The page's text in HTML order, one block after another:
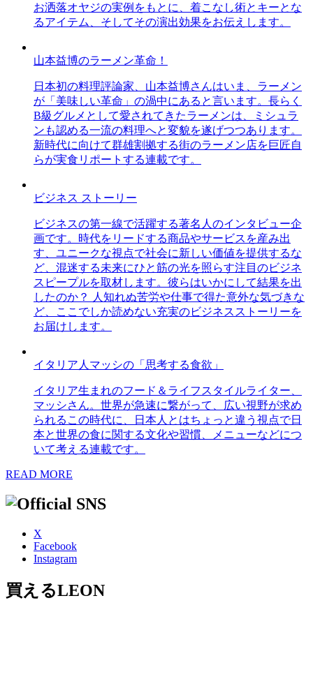
お洒落オヤジの実例をもとに、着こなし術とキーとな
るアイテム、そしてその演出効果をお伝えします。
山本益博のラーメン革命！
日本初の料理評論家、山本益博さんはいま、ラーメン
が「美味しい革命」の渦中にあると言います。長らく
B級グルメとして愛されてきたラーメンは、ミシュラ
ンも認める一流の料理へと変貌を遂げつつあります。
新時代に向けて群雄割拠する街のラーメン店を巨匠自
らが実食リポートする連載です。
ビジネス ストーリー
ビジネスの第一線で活躍する著名人のインタビュー企
画です。時代をリードする商品やサービスを産み出
す、ユニークな視点で社会に新しい価値を提供するな
ど、混迷する未来にひと筋の光を照らす注目のビジネ
スピープルを取材します。彼らはいかにして結果を出
したのか？ 人知れぬ苦労や仕事で得た意外な気づきな
ど、ここでしか読めない充実のビジネスストーリーを
お届けします。
イタリア人マッシの「思考する食欲」
イタリア生まれのフード＆ライフスタイルライター、
マッシさん。世界が急速に繋がって、広い視野が求め
られるこの時代に、日本人とはちょっと違う視点で日
本と世界の食に関する文化や習慣、メニューなどにつ
いて考える連載です。
READ MORE
X
Facebook
Instagram
買えるLEON